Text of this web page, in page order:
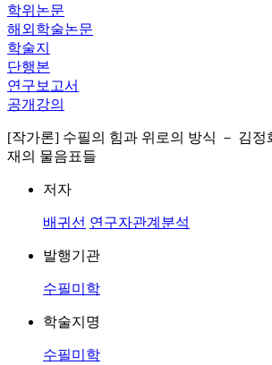
학위논문
해외학술논문
학술지
단행본
연구보고서
공개강의
[작가론] 수필의 힘과 위로의 방식 － 김정
재의 물음표들
저자
배귀선 연구자관계분석
발행기관
수필미학
학술지명
수필미학